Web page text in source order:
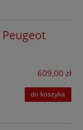
Peugeot
609,00 zł
do koszyka